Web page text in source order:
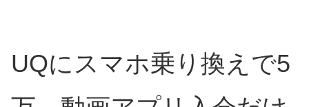
UQにスマホ乗り換えで5